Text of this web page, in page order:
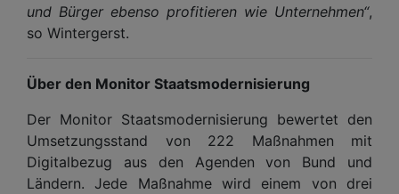
und Bürger ebenso profitieren wie Unternehmen“,
so Wintergerst.
Über den Monitor Staatsmodernisierung
Der Monitor Staatsmodernisierung bewertet den
Umsetzungsstand von 222 Maßnahmen mit
Digitalbezug aus den Agenden von Bund und
Ländern. Jede Maßnahme wird einem von drei